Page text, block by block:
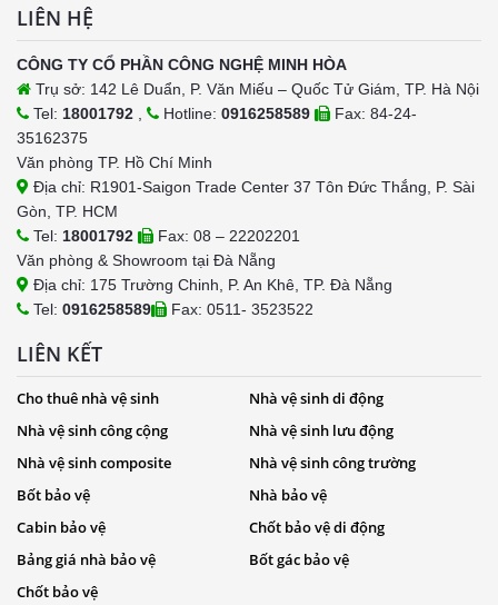
LIÊN HỆ
CÔNG TY CỔ PHẦN CÔNG NGHỆ MINH HÒA
Trụ sở: 142 Lê Duẩn, P. Văn Miếu – Quốc Tử Giám, TP. Hà Nội
Tel: 18001792 , Hotline: 0916258589
Fax: 84-24-
35162375
Văn phòng TP. Hồ Chí Minh
Địa chỉ: R1901-Saigon Trade Center 37 Tôn Đức Thắng, P. Sài
Gòn, TP. HCM
Tel: 18001792
Fax: 08 – 22202201
Văn phòng & Showroom tại Đà Nẵng
Địa chỉ: 175 Trường Chinh, P. An Khê, TP. Đà Nẵng
Tel: 0916258589 Fax: 0511- 3523522
LIÊN KẾT
Cho thuê nhà vệ sinh
Nhà vệ sinh di động
Nhà vệ sinh công cộng
Nhà vệ sinh lưu động
Nhà vệ sinh composite
Nhà vệ sinh công trường
Bốt bảo vệ
Nhà bảo vệ
Cabin bảo vệ
Chốt bảo vệ di động
Bảng giá nhà bảo vệ
Bốt gác bảo vệ
Chốt bảo vệ